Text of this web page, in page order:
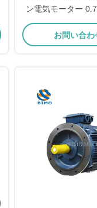
ン電気モーター
380v 3相モ
お問い合わ